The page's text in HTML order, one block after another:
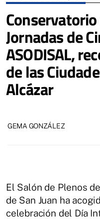
Jornadas de
ASODISAL,
de las
Alcázar
GEMA GONZÁLEZ
El Salón de Plenos
de San Juan ha
celebración del Día